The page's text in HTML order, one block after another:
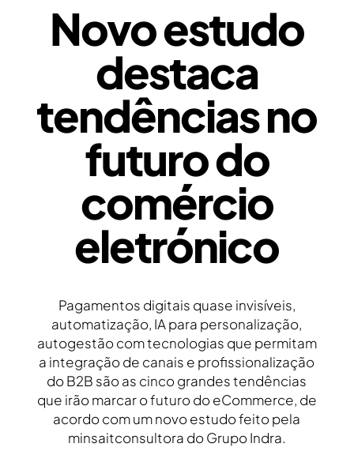
Novo estudo
destaca
tendências no
futuro do
comércio
eletrónico
Pagamentos digitais quase invisíveis,
automatização, IA para personalização,
autogestão com tecnologias que permitam
a integração de canais e profissionalização
do B2B são as cinco grandes tendências
que irão marcar o futuro do eCommerce, de
acordo com um novo estudo feito pela
minsaitconsultora do Grupo Indra.